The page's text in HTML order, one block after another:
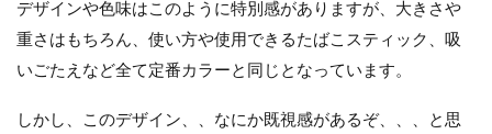
デザインや色味はこのように特別感がありますが、大きさや
重さはもちろん、使い方や使用できるたばこスティック、吸
いごたえなど全て定番カラーと同じとなっています。
しかし、このデザイン、、なにか既視感があるぞ、、、と思